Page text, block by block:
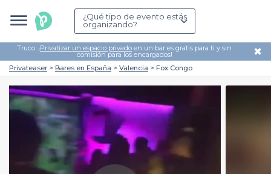
¿Qué tipo de evento estás
organizando?
Truco: ¡Privatizar un espacio privado en un bar es gratis para ti y sin
comisión para los encargados! ✖
Privateaser Bares en España Valencia Fox Congo